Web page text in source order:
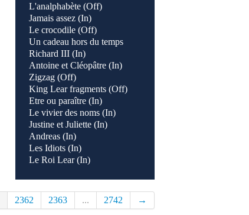
L'analphabète (Off)
Jamais assez (In)
Le crocodile (Off)
Un cadeau hors du temps
Richard III (In)
Antoine et Cléopâtre (In)
Zigzag (Off)
King Lear fragments (Off)
Etre ou paraître (In)
Le vivier des noms (In)
Justine et Juliette (In)
Andreas (In)
Les Idiots (In)
Le Roi Lear (In)
2362 2363 ... 2742 →